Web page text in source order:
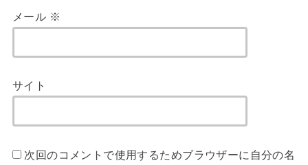
メール ※
サイト
次回のコメントで使用するためブラウザーに自分の名